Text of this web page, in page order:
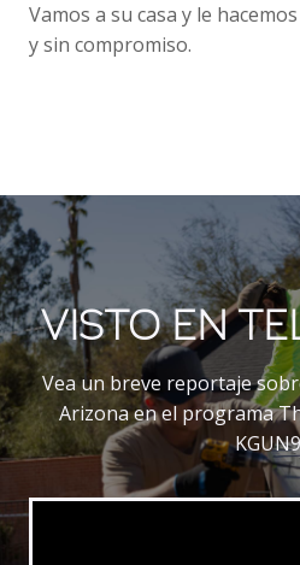
Vamos a su casa y le
y sin compromiso.
VISTO EN
Vea un breve reportaje
Arizona en el programa